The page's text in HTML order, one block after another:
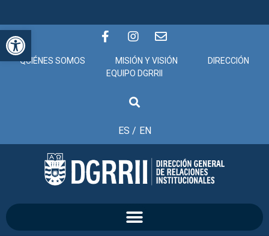
Abrir barra de herramientas
QUIÉNES SOMOS MISIÓN Y VISIÓN
DIRECCIÓN
EQUIPO DGRRII
ES / EN